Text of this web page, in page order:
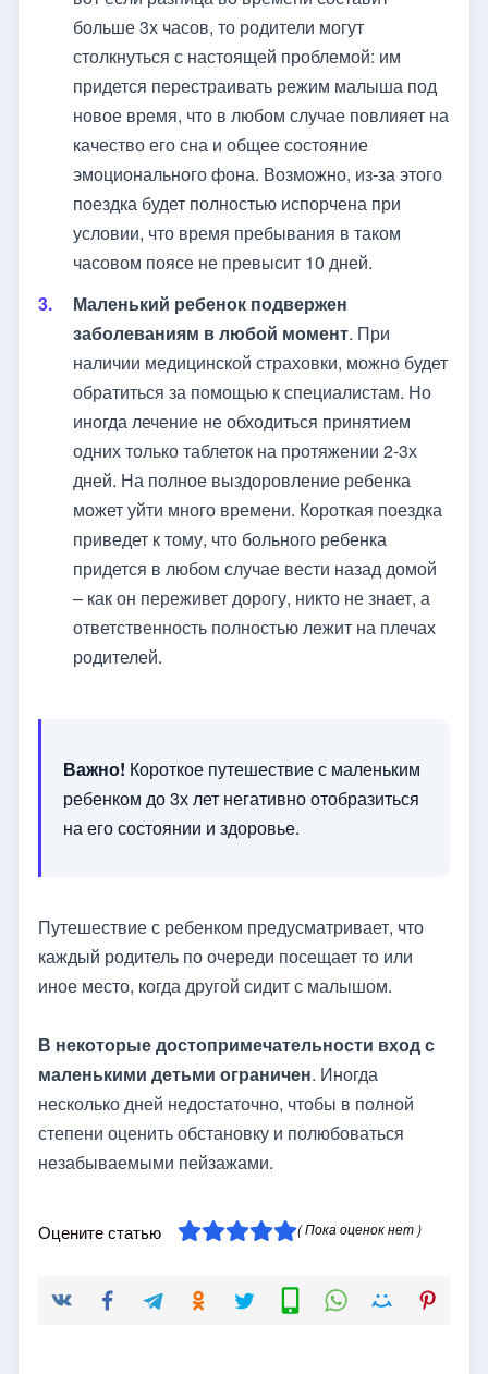
больше 3х часов, то родители могут
столкнуться с настоящей проблемой: им
придется перестраивать режим малыша под
новое время, что в любом случае повлияет на
качество его сна и общее состояние
эмоционального фона. Возможно, из-за этого
поездка будет полностью испорчена при
условии, что время пребывания в таком
часовом поясе не превысит 10 дней.
Маленький ребенок подвержен
заболеваниям в любой момент. При
наличии медицинской страховки, можно будет
обратиться за помощью к специалистам. Но
иногда лечение не обходиться принятием
одних только таблеток на протяжении 2-3х
дней. На полное выздоровление ребенка
может уйти много времени. Короткая поездка
приведет к тому, что больного ребенка
придется в любом случае вести назад домой
– как он переживет дорогу, никто не знает, а
ответственность полностью лежит на плечах
родителей.
Важно! Короткое путешествие с маленьким
ребенком до 3х лет негативно отобразиться
на его состоянии и здоровье.
Путешествие с ребенком предусматривает, что
каждый родитель по очереди посещает то или
иное место, когда другой сидит с малышом.
В некоторые достопримечательности вход с
маленькими детьми ограничен. Иногда
несколько дней недостаточно, чтобы в полной
степени оценить обстановку и полюбоваться
незабываемыми пейзажами.
Оцените статью ( Пока оценок нет )